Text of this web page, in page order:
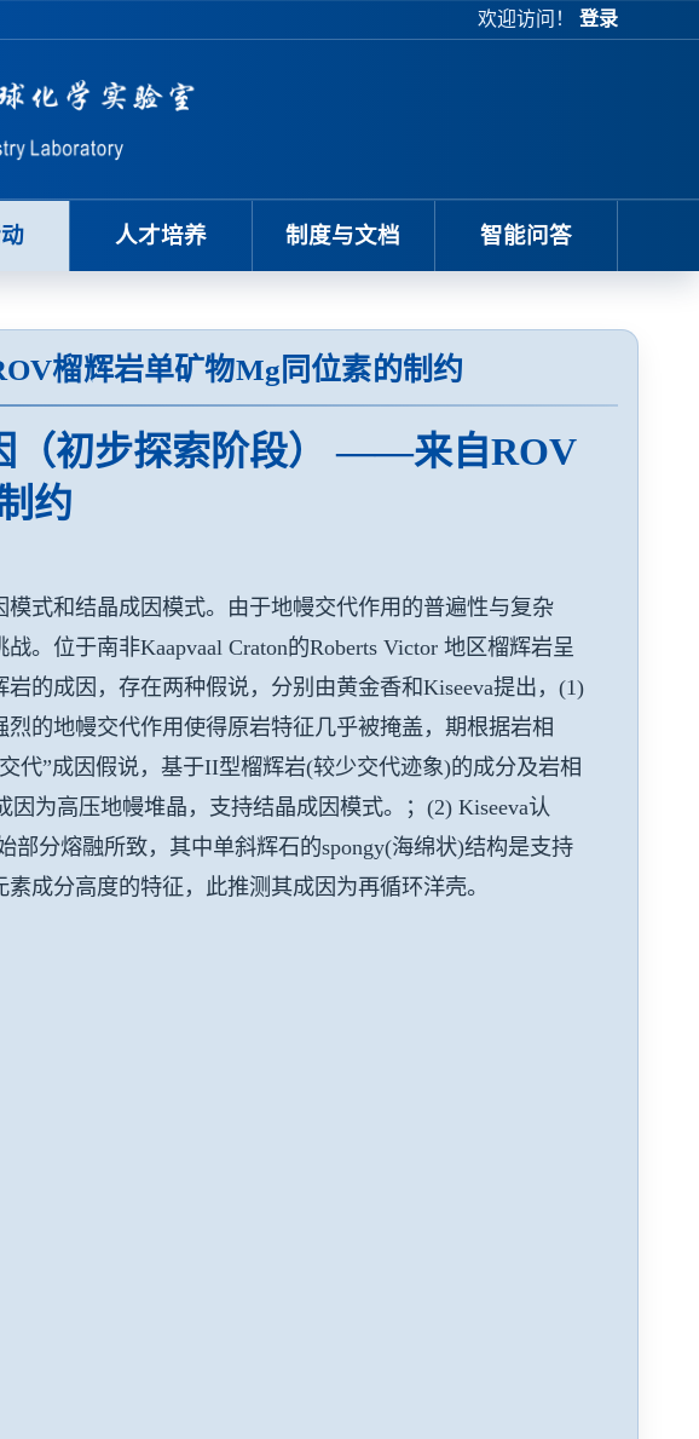
欢迎访问！ 登录
人才培养 制度与文档 智能问答
榴辉岩单矿物Mg同位素的制约
（初步探索阶段） ——来自ROV
约
式和结晶成因模式。由于地幔交代作用的普遍性与复杂
。位于南非Kaapvaal Craton的Roberts Victor 地区榴辉岩呈
的成因，存在两种假说，分别由黄金香和Kiseeva提出，(1)
的地幔交代作用使得原岩特征几乎被掩盖，期根据岩相
代”成因假说，基于II型榴辉岩(较少交代迹象)的成分及岩相
为高压地幔堆晶，支持结晶成因模式。；(2) Kiseeva认
分熔融所致，其中单斜辉石的spongy(海绵状)结构是支持
成分高度的特征，此推测其成因为再循环洋壳。